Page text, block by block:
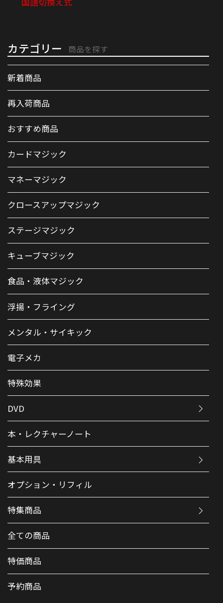
カテゴリー 商品を探す
新着商品
再入荷商品
おすすめ商品
カードマジック
マネーマジック
クロースアップマジック
ステージマジック
キューブマジック
食品・液体マジック
浮揚・フライング
メンタル・サイキック
電子メカ
特殊効果
DVD
本・レクチャーノート
基本用具
オプション・リフィル
特集商品
全ての商品
特価商品
予約商品